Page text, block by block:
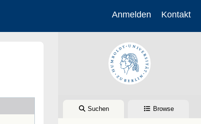
Anmelden Kontakt
Suchen Browse